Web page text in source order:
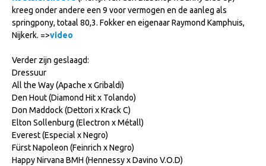
Veulenregistratie
Veulens en merries
Informatie aan je paard of pony toevoegen
Onze fokkerij
Fokkerij informatie
Fokprogramma's en registratie
kreeg onder andere een 9 voor vermogen en de aanleg als
springpony, totaal 80,3. Fokker en eigenaar Raymond Kamphuis,
Nijkerk. =>video
Verder zijn geslaagd:
Dressuur
All the Way (Apache x Gribaldi)
Den Hout (Diamond Hit x Tolando)
Don Maddock (Dettori x Krack C)
Elton Sollenburg (Electron x Métall)
Everest (Especial x Negro)
Fürst Napoleon (Feinrich x Negro)
Happy Nirvana BMH (Hennessy x Davino V.O.D)